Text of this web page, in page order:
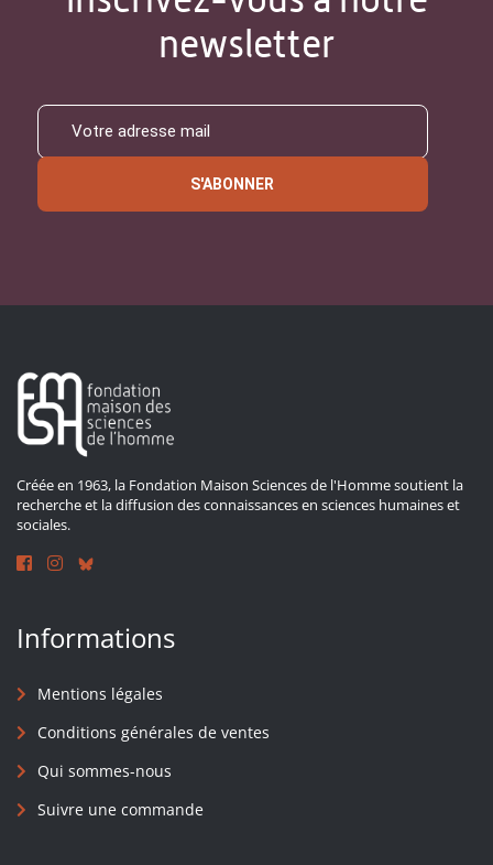
newsletter
S'ABONNER
Créée en 1963, la Fondation Maison Sciences de l'Homme soutient la
recherche et la diffusion des connaissances en sciences humaines et
sociales.
Informations
Mentions légales
Conditions générales de ventes
Qui sommes-nous
Suivre une commande